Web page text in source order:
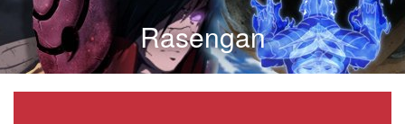
Rasengan